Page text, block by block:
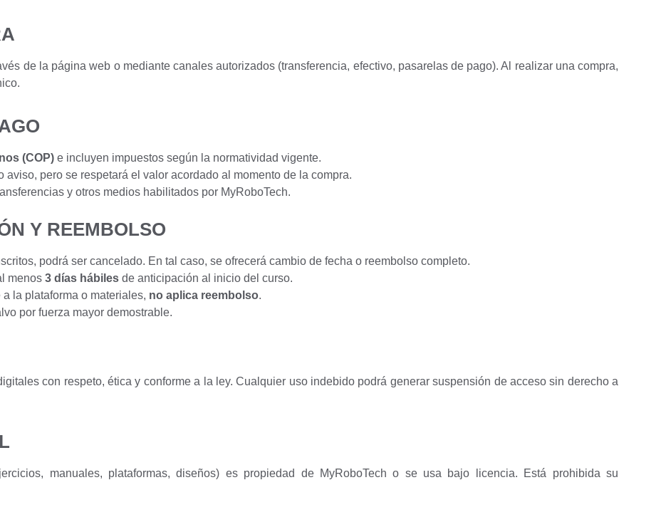
de la página web o mediante canales autorizados (transferencia, efectivo, pasarelas de pago). Al realizar una compra,
(COP) e incluyen impuestos según la normatividad vigente.
pero se respetará el valor acordado al momento de la compra.
y otros medios habilitados por MyRoboTech.
Y REEMBOLSO
podrá ser cancelado. En tal caso, se ofrecerá cambio de fecha o reembolso completo.
menos 3 días hábiles de anticipación al inicio del curso.
la plataforma o materiales, no aplica reembolso.
por fuerza mayor demostrable.
con respeto, ética y conforme a la ley. Cualquier uso indebido podrá generar suspensión de acceso sin derecho a
manuales, plataformas, diseños) es propiedad de MyRoboTech o se usa bajo licencia. Está prohibida su